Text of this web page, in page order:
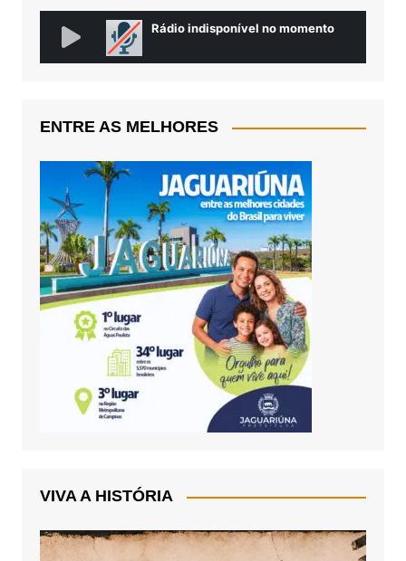
ENTRE AS MELHORES
VIVA A HISTÓRIA